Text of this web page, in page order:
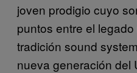
joven prodigio cuyo
puntos entre el
tradición sound
nueva generación del